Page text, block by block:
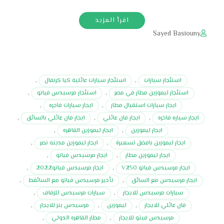
اقرأ المزيد
Sayed Basiouny
استئجار سيارات , استئجار سيارات عائلية كيا كرنفال
,
استئجار ليموزين مطار في مصر
, استئجار مرسيدس فيانو
,
ايجار سيارات استقبال مطار
, ايجار سيارات فاجره
,
ايجار سياره فاخره
, ايجار فان عائلي , ايجار فان عائلي بالسائق
,
ايجار ليموزين
, ايجار ليموزين القاهره
,
ايجار ليموزين بافضل تسعيرة
, ايجار ليموزين مدينه نصر
,
ايجار ليموزين مطار
, ايجار مرسيدس فيانو
,
ايجار مرسيدس فيانو V250
, ايجار مرسيدس فيانو2022
,
ايجار مرسيدس مع السائق
, تأحير مرسيدس فيانو مع السائقط
,
سيارات مرسيدس للايجار
, سيارات مرسيدس للزفاف
,
فان عائلي للايجار
, ليموزين , مرسيدس بنز للايجار
,
مرسيدس فيتو للايجار
, مطار القاهره الدولي
,